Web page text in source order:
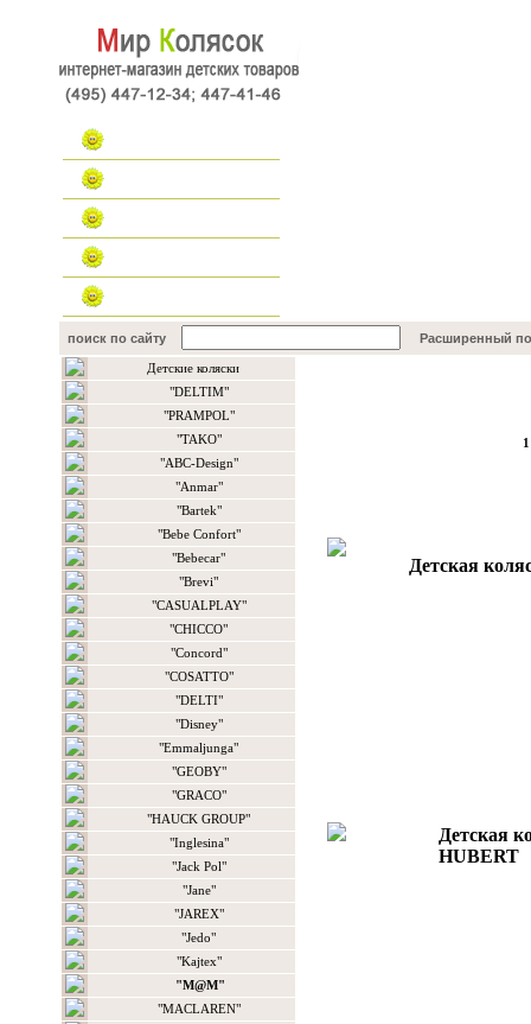
поиск по сайту Расширенный
Детские коляски
"DELTIM"
"PRAMPOL"
"TAKO"
"ABC-Design"
"Anmar"
"Bartek"
"Bebe Confort"
"Bebecar"
"Brevi"
"CASUALPLAY"
"CHICCO"
"Concord"
"COSATTO"
"DELTI"
"Disney"
"Emmaljunga"
"GEOBY"
"GRACO"
"HAUCK GROUP"
"Inglesina"
"Jack Pol"
"Jane"
"JAREX"
"Jedo"
"Kajtex"
"M@M"
"MACLAREN"
1
Детская
Детская
HUBERT